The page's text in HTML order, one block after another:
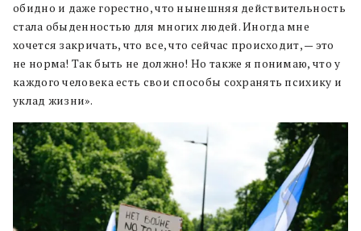
обидно и даже горестно, что нынешняя действительность
стала обыденностью для многих людей. Иногда мне
хочется закричать, что все, что сейчас происходит, — это
не норма! Так быть не должно! Но также я понимаю, что у
каждого человека есть свои способы сохранять психику и
уклад жизни».